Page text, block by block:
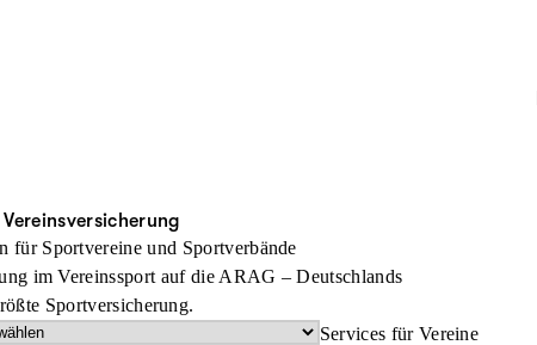
Vereinsversicherung
für Sportvereine und Sportverbände
im Vereinssport auf die ARAG – Deutschlands
Sportversicherung.
Services für Vereine